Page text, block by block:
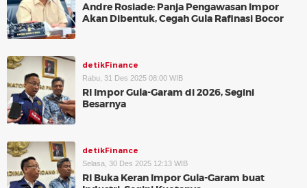
Andre Rosiade: Panja Pengawasan Impor
Akan Dibentuk, Cegah Gula Rafinasi Bocor
detikFinance
Rabu, 31 Des 2025 08:00 WIB
RI Impor Gula-Garam di 2026, Segini
Besarnya
detikFinance
Selasa, 30 Des 2025 12:13 WIB
RI Buka Keran Impor Gula-Garam buat